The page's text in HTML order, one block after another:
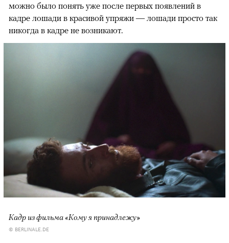
можно было понять уже после первых появлений в
кадре лошади в красивой упряжи — лошади просто так
никогда в кадре не возникают.
Кадр из фильма «Кому я принадлежу»
© BERLINALE.DE